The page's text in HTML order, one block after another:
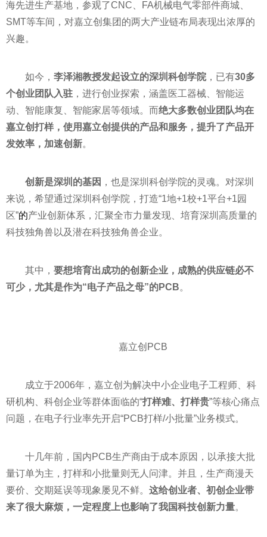
海先进生产基地，参观了CNC、FA机械电气零部件商城、
SMT等车间，对嘉立创集团的两大产业链布局表现出浓厚的
兴趣。
如今， 李泽湘教授发起设立的深圳科创学院，已有30多
个创业团队入驻 ，进行创业探索，涵盖医工器械、智能运
动、智能康复、智能家居等领域。而绝大多数创业团队均在
嘉立创打样，使用嘉立创提供的产品和服务，提升了产品开
发效率，加速创新。
创新是深圳的基因 ，也是深圳科创学院的灵魂。对深圳
来说，希望通过深圳科创学院，打造“1地+1校+1平台+1园
区”的产业创新体系，汇聚全市力量发现、培育深圳高质量的
科技独角兽以及潜在科技独角兽企业。
其中， 要想培育出成功的创新企业，成熟的供应链必不
可少，尤其是作为“电子产品之母”的PCB。
嘉立创PCB
成立于2006年，嘉立创为解决中小企业电子工程师、科
研机构、科创企业等群体面临的“打样难、打样贵”等核心痛点
问题，在电子行业率先开启“PCB打样/小批量”业务模式。
十几年前，国内PCB生产商由于成本原因，以承接大批
量订单为主，打样和小批量则无人问津。并且，生产商漫天
要价、交期延误等现象屡见不鲜。 这给创业者、初创企业带
来了很大麻烦，一定程度上也影响了我国科技创新力量。